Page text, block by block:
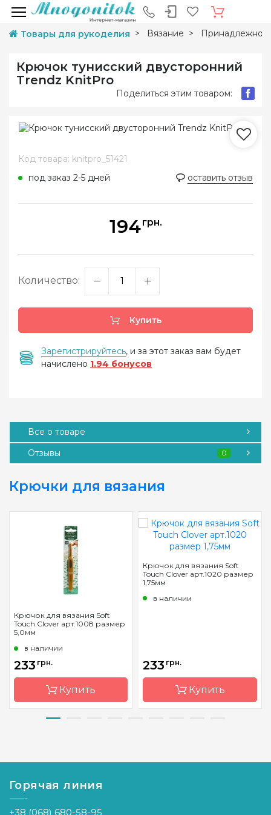
Товары для рукоделия Вязание
Крючок тунисский двусторонний
Trendz KnitPro
Поделиться этим товаром:
Код товара: knitpro_51421
под заказ 2-5 дней
оставить отзыв
194грн.
Количество:
Купить
Зарегистрируйтесь, и за этот заказ вам будет
начислено 1.94 бонусов
Все о товаре
Отзывы
0
Крючки для вязания
Крючок для вязания Soft
Touch Clover арт.1008 размер
5,0мм
в наличии
233 грн.
Купить
Страна-
Япония
Материал
алюминий
Тип
односторонний
Крючок для вязания Soft
Touch Clover арт.1020 размер
1,75мм
в наличии
233 грн.
Купить
Страна-
Япония
Горячая линия
+38 (068) 680-58-95